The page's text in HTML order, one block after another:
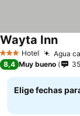
3 Estrellas
Hotel Agua
Wayta Inn
8,4 Muy bueno
Elige fechas